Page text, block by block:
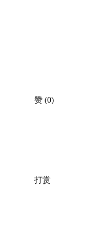
赞 (0)
打赏